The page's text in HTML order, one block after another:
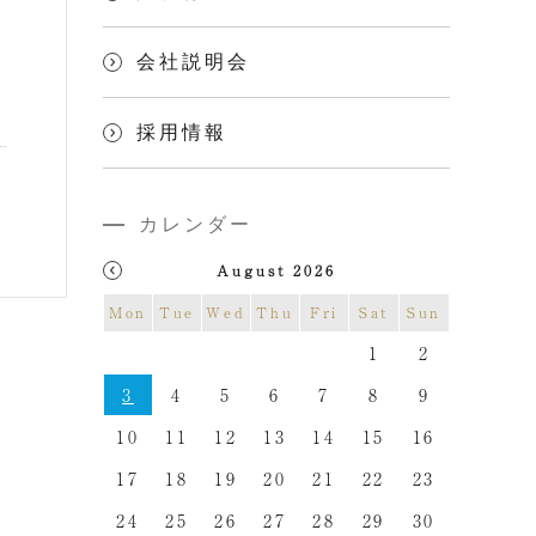
会社説明会
採用情報
カレンダー
August 2026
Mon
Tue Wed Thu Fri Sat Sun
1
2
3
4 5 6 7 8
9
10
11 12 13 14 15
16
17
18 19 20 21 22
23
24
25 26 27 28 29
30